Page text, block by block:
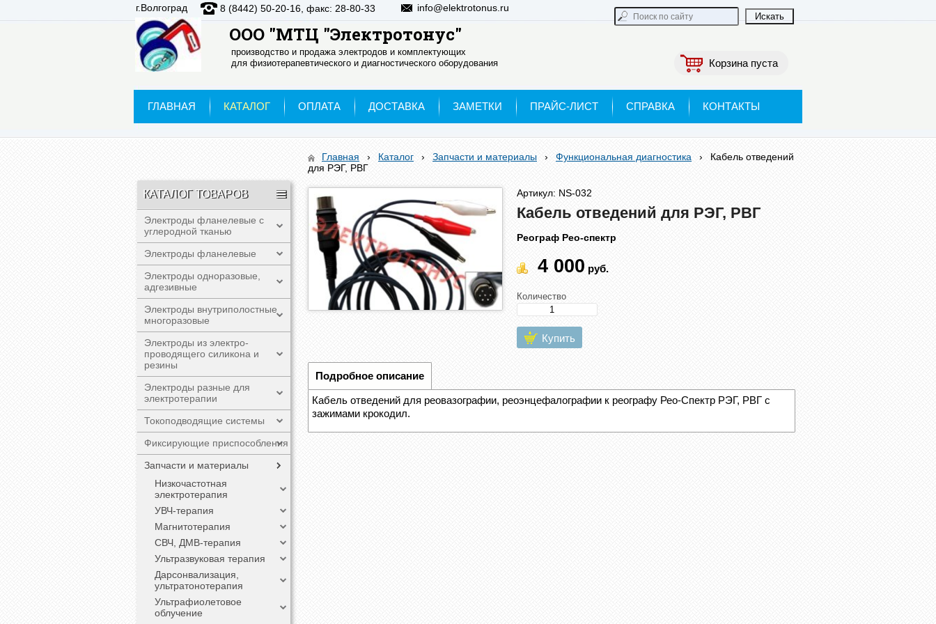
Корзина пуста
ООО "МТЦ "Электротонус"
производство и продажа электродов и комплектующих
для физиотерапевтического и диагностического оборудования
г.Волгоград 8 (8442) 50-20-16, факс: 28-80-33 info@elektrotonus.ru
ГЛАВНАЯ КАТАЛОГ ОПЛАТА ДОСТАВКА ЗАМЕТКИ ПРАЙС-ЛИСТ СПРАВКА КОНТАКТЫ
КАТАЛОГ ТОВАРОВ
Электроды фланелевые с
углеродной тканью
Электроды фланелевые
Электроды одноразовые,
адгезивные
Электроды внутриполостные
многоразовые
Электроды из электро-
проводящего силикона и
резины
Электроды разные для
электротерапии
Токоподводящие системы
Фиксирующие приспособления
Запчасти и материалы
Низкочастотная
электротерапия
УВЧ-терапия
Магнитотерапия
СВЧ, ДМВ-терапия
Ультразвуковая терапия
Дарсонвализация,
ультратонотерапия
Ультрафиолетовое
облучение
Главная › Каталог › Запчасти и материалы › Функциональная диагностика ›
Кабель отведений
для РЭГ, РВГ
Артикул: NS-032
Кабель отведений для РЭГ, РВГ
Реограф Рео-спектр
4 000 руб.
Количество
Купить
Подробное описание
Кабель отведений для реовазографии, реоэнцефалографии к реографу Рео-Спектр РЭГ, РВГ с
зажимами крокодил.